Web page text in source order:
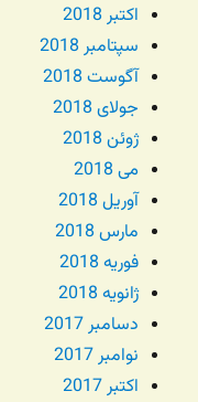
اکتبر 2018
سپتامبر 2018
آگوست 2018
جولای 2018
ژوئن 2018
می 2018
آوریل 2018
مارس 2018
فوریه 2018
ژانویه 2018
دسامبر 2017
نوامبر 2017
اکتبر 2017